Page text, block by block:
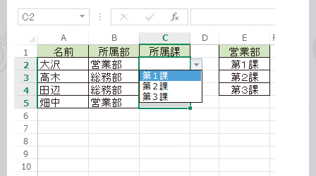
カ
テ
ゴ
リ
事
タ
グ